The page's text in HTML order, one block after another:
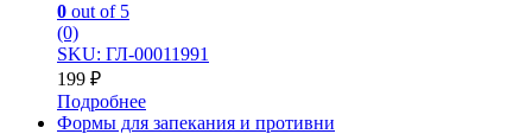
0 out of 5
(0)
SKU: ГЛ-00011991
199 ₽
Подробнее
Формы для запекания и противни